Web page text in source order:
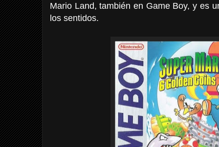
Mario Land, también en Game Boy, y es
los sentidos.